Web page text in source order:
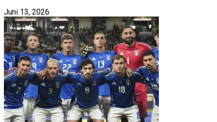
Juni 13, 2026